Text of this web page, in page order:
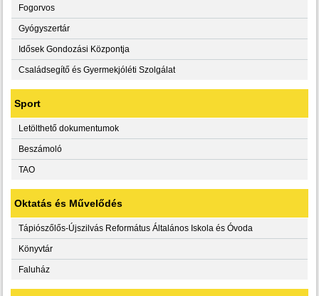
Fogorvos
Gyógyszertár
Idősek Gondozási Központja
Családsegítő és Gyermekjóléti Szolgálat
Sport
Letölthető dokumentumok
Beszámoló
TAO
Oktatás és Művelődés
Tápiószőlős-Újszilvás Református Általános Iskola és Óvoda
Könyvtár
Faluház